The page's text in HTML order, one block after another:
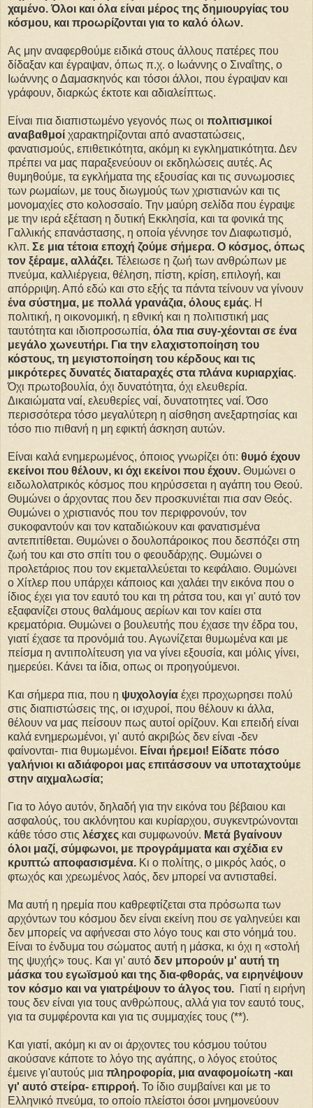
χαμένο. Όλοι και όλα είναι μέρος της δημιουργίας του
κόσμου, και προωρίζονται για το καλό όλων.
Ας μην αναφερθούμε ειδικά στους άλλους πατέρες που
δίδαξαν και έγραψαν, όπως π.χ. ο Ιωάννης ο Σιναΐτης, ο
Ιωάννης ο Δαμασκηνός και τόσοι άλλοι, που έγραψαν και
γράφουν, διαρκώς έκτοτε και αδιαλείπτως.
Είναι πια διαπιστωμένο γεγονός πως οι πολιτισμικοί
αναβαθμοί χαρακτηρίζονται από αναστατώσεις,
φανατισμούς, επιθετικότητα, ακόμη κι εγκληματικότητα. Δεν
πρέπει να μας παραξενεύουν οι εκδηλώσεις αυτές. Ας
θυμηθούμε, τα εγκλήματα της εξουσίας και τις συνωμοσιες
των ρωμαίων, με τους διωγμούς των χριστιανών και τις
μονομαχίες στο κολοσσαίο. Την μαύρη σελίδα που έγραψε
με την ιερά εξέταση η δυτική Εκκλησία, και τα φονικά της
Γαλλικής επανάστασης, η οποία γέννησε τον Διαφωτισμό,
κλπ. Σε μια τέτοια εποχή ζούμε σήμερα. Ο κόσμος, όπως
τον ξέραμε, αλλάζει. Τέλειωσε η ζωή των ανθρώπων με
πνεύμα, καλλιέργεια, θέληση, πίστη, κρίση, επιλογή, και
απόρριψη. Από εδώ και στο εξής τα πάντα τείνουν να γίνουν
ένα σύστημα, με πολλά γρανάζια, όλους εμάς. Η
πολιτική, η οικονομική, η εθνική και η πολιτιστική μας
ταυτότητα και ιδιοπροσωπία, όλα πια συγ-χέονται σε ένα
μεγάλο χωνευτήρι. Για την ελαχιστοποίηση του
κόστους, τη μεγιστοποίηση του κέρδους και τις
μικρότερες δυνατές διαταραχές στα πλάνα κυριαρχίας.
Όχι πρωτοβουλία, όχι δυνατότητα, όχι ελευθερία.
Δικαιώματα ναί, ελευθερίες ναί, δυνατοτητες ναί. Όσο
περισσότερα τόσο μεγαλύτερη η αίσθηση ανεξαρτησίας και
τόσο πιο πιθανή η μη εφικτή άσκηση αυτών.
Είναι καλά ενημερωμένος, όποιος γνωρίζει ότι: θυμό έχουν
εκείνοι που θέλουν, κι όχι εκείνοι που έχουν. Θυμώνει ο
ειδωλολατρικός κόσμος που κηρύσσεται η αγάπη του Θεού.
Θυμώνει ο άρχοντας που δεν προσκυνιέται πια σαν Θεός.
Θυμώνει ο χριστιανός που τον περιφρονούν, τον
συκοφαντούν και τον καταδιώκουν και φανατισμένα
αντεπιτίθεται. Θυμώνει ο δουλοπάροικος που δεσπόζει στη
ζωή του και στο σπίτι του ο φεουδάρχης. Θυμώνει ο
προλετάριος που τον εκμεταλλεύεται το κεφάλαιο. Θυμώνει
ο Χίτλερ που υπάρχει κάποιος και χαλάει την εικόνα που ο
ίδιος έχει για τον εαυτό του και τη ράτσα του, και γι' αυτό τον
εξαφανίζει στους θαλάμους αερίων και τον καίει στα
κρεματόρια. Θυμώνει ο βουλευτής που έχασε την έδρα του,
γιατί έχασε τα προνόμιά του. Αγωνίζεται θυμωμένα και με
πείσμα η αντιπολίτευση για να γίνει εξουσία, και μόλις γίνει,
ημερεύει. Κάνει τα ίδια, οπως οι προηγούμενοι.
Και σήμερα πια, που η ψυχολογία έχει προχωρησει πολύ
στις διαπιστώσεις της, οι ισχυροί, που θέλουν κι άλλα,
θέλουν να μας πείσουν πως αυτοί ορίζουν. Και επειδή είναι
καλά ενημερωμένοι, γι' αυτό ακριβώς δεν είναι -δεν
φαίνονται- πια θυμωμένοι. Είναι ήρεμοι! Είδατε πόσο
γαλήνιοι κι αδιάφοροι μας επιτάσσουν να υποταχτούμε
στην αιχμαλωσία;
Για το λόγο αυτόν, δηλαδή για την εικόνα του βέβαιου και
ασφαλούς, του ακλόνητου και κυρίαρχου, συγκεντρώνονται
κάθε τόσο στις λέσχες και συμφωνούν. Μετά βγαίνουν
όλοι μαζί, σύμφωνοι, με προγράμματα και σχέδια εν
κρυπτώ αποφασισμένα. Κι ο πολίτης, ο μικρός λαός, ο
φτωχός και χρεωμένος λαός, δεν μπορεί να αντισταθεί.
Μα αυτή η ηρεμία που καθρεφτίζεται στα πρόσωπα των
αρχόντων του κόσμου δεν είναι εκείνη που σε γαληνεύει και
δεν μπορείς να αφήνεσαι στο λόγο τους και στο νόημά του.
Είναι το ένδυμα του σώματος αυτή η μάσκα, κι όχι η «στολή
της ψυχής» τους. Και γι' αυτό δεν μπορούν μ' αυτή τη
μάσκα του εγωϊσμού και της δια-φθοράς, να ειρηνέψουν
τον κόσμο και να γιατρέψουν το άλγος του. Γιατί η ειρήνη
τους δεν είναι για τους ανθρώπους, αλλά για τον εαυτό τους,
για τα συμφέροντα και για τις συμμαχίες τους (**).
Και γιατί, ακόμη κι αν οι άρχοντες του κόσμου τούτου
ακούσανε κάποτε το λόγο της αγάπης, ο λόγος ετούτος
έμεινε γι'αυτούς μια πληροφορία, μια αναφομοίωτη -και
γι' αυτό στείρα- επιρροή. Το ίδιο συμβαίνει και με το
Ελληνικό πνεύμα, το οποίο πλείστοι όσοι μνημονεύουν